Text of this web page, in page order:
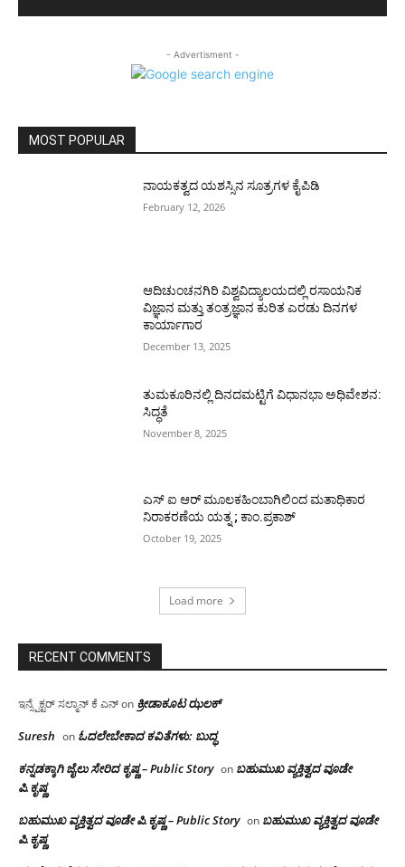
- Advertisment -
MOST POPULAR
ನಾಯಕತ್ವದ ಯಶಸ್ಸಿನ ಸೂತ್ರಗಳ ಕೈಪಿಡಿ
February 12, 2026
ಆದಿಚುಂಚನಗಿರಿ ವಿಶ್ವವಿದ್ಯಾಲಯದಲ್ಲಿ ರಸಾಯನಿಕ
ವಿಜ್ಞಾನ ಮತ್ತು ತಂತ್ರಜ್ಞಾನ ಕುರಿತ ಎರಡು ದಿನಗಳ
ಕಾರ್ಯಾಗಾರ
December 13, 2025
ತುಮಕೂರಿನಲ್ಲಿ ದಿನದಮಟ್ಟಿಗೆ ವಿಧಾನಭಾ ಅಧಿವೇಶನ:
ಸಿದ್ಧತೆ
November 8, 2025
ಎಸ್ ಐ ಆರ್ ಮೂಲಕಹಿಂಬಾಗಿಲಿಂದ ಮತಾಧಿಕಾರ
ನಿರಾಕರಣೆಯ ಯತ್ನ ; ಕಾಂ.ಪ್ರಕಾಶ್
October 19, 2025
Load more
RECENT COMMENTS
ಇನ್ಸ್ಪೆಕ್ಟರ್ ಸಲ್ಮಾನ್ ಕೆ ಎನ್on ಕ್ರೀಡಾಕೂಟ ಝಲಕ್
Suresh on ಓದಲೇಬೇಕಾದ‌ ಕವಿತೆಗಳು: ಬುದ್ಧ
ಕನ್ನಡಕ್ಕಾಗಿ ಜೈಲು ಸೇರಿದ ಕೃಷ್ಣ – Public Story on ಬಹುಮುಖ ವ್ಯಕ್ತಿತ್ವದ ವೂಡೇ
ಪಿ.ಕೃಷ್ಣ
ಬಹುಮುಖ ವ್ಯಕ್ತಿತ್ವದ ವೂಡೇ ಪಿ.ಕೃಷ್ಣ – Public Story on ಬಹುಮುಖ ವ್ಯಕ್ತಿತ್ವದ ವೂಡೇ
ಪಿ.ಕೃಷ್ಣ